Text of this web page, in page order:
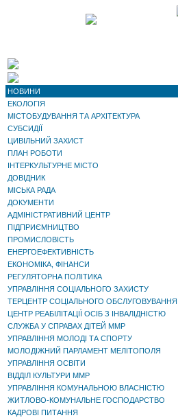
НОВИНИ
ЕКОЛОГІЯ
МІСТОБУДУВАННЯ ТА АРХІТЕКТУРА
СУБСИДІЇ
ЦИВІЛЬНИЙ ЗАХИСТ
ПЛАН РОБОТИ
ІНТЕРКУЛЬТУРНЕ МІСТО
ДОВІДНИК
МІСЬКА РАДА
ДОКУМЕНТИ
АДМІНІСТРАТИВНИЙ ЦЕНТР
ПІДПРИЄМНИЦТВО
ПРОМИСЛОВІСТЬ
ЕНЕРГОЕФЕКТИВНІСТЬ
ЕКОНОМІКА, ФІНАНСИ
РЕГУЛЯТОРНА ПОЛІТИКА
УПРАВЛІННЯ СОЦІАЛЬНОГО ЗАХИСТУ
ТЕРЦЕНТР СОЦІАЛЬНОГО ОБСЛУГОВУВАННЯ
ЦЕНТР РЕАБІЛІТАЦІЇ ОСІБ З ІНВАЛІДНІСТЮ
СЛУЖБА У СПРАВАХ ДІТЕЙ ММР
УПРАВЛІННЯ МОЛОДІ ТА СПОРТУ
МОЛОДІЖНИЙ ПАРЛАМЕНТ МЕЛІТОПОЛЯ
УПРАВЛІННЯ ОСВІТИ
ВІДДІЛ КУЛЬТУРИ ММР
УПРАВЛІННЯ КОМУНАЛЬНОЮ ВЛАСНІСТЮ
ЖИТЛОВО-КОМУНАЛЬНЕ ГОСПОДАРСТВО
КАДРОВІ ПИТАННЯ